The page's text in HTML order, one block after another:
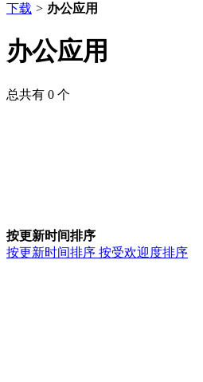
下载 > 办公应用
办公应用
总共有 0 个
按更新时间排序
按更新时间排序 按受欢迎度排序